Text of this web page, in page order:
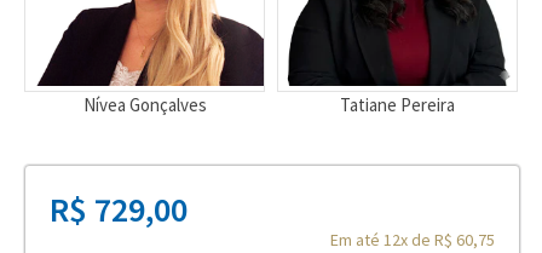
Nívea Gonçalves Tatiane Pereira
R$ 729,00
Em até 12x de R$ 60,75